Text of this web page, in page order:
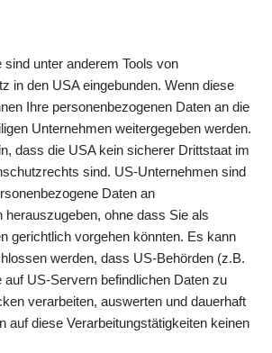
unter anderem Tools von
in den USA eingebunden. Wenn diese
Ihre personenbezogenen Daten an die
Unternehmen weitergegeben werden.
dass die USA kein sicherer Drittstaat im
sind. US-Unternehmen sind
Daten an
herauszugeben, ohne dass Sie als
gerichtlich vorgehen könnten. Es kann
werden, dass US-Behörden (z.B.
auf US-Servern befindlichen Daten zu
verarbeiten, auswerten und dauerhaft
auf diese Verarbeitungstätigkeiten keinen